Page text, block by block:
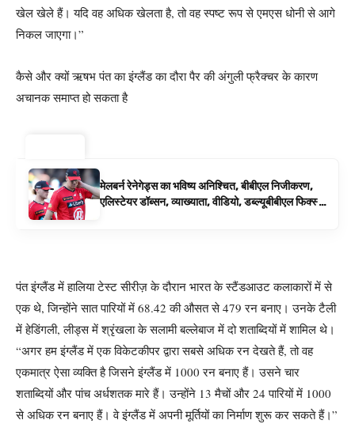
खेल खेले हैं। यदि वह अधिक खेलता है, तो वह स्पष्ट रूप से एमएस धोनी से आगे
निकल जाएगा।”
कैसे और क्यों ऋषभ पंत का इंग्लैंड का दौरा पैर की अंगुली फ्रैक्चर के कारण
अचानक समाप्त हो सकता है
मेलबर्न रेनेगेड्स का भविष्य अनिश्चित, बीबीएल निजीकरण,
एलिस्टेयर डॉब्सन, व्याख्याता, वीडियो, डब्ल्यूबीबीएल फिक्स्चर
पंत इंग्लैंड में हालिया टेस्ट सीरीज़ के दौरान भारत के स्टैंडआउट कलाकारों में से
एक थे, जिन्होंने सात पारियों में 68.42 की औसत से 479 रन बनाए। उनके टैली
में हेडिंगली, लीड्स में श्रृंखला के सलामी बल्लेबाज में दो शताब्दियों में शामिल थे।
“अगर हम इंग्लैंड में एक विकेटकीपर द्वारा सबसे अधिक रन देखते हैं, तो वह
एकमात्र ऐसा व्यक्ति है जिसने इंग्लैंड में 1000 रन बनाए हैं। उसने चार
शताब्दियों और पांच अर्धशतक मारे हैं। उन्होंने 13 मैचों और 24 पारियों में 1000
से अधिक रन बनाए हैं। वे इंग्लैंड में अपनी मूर्तियों का निर्माण शुरू कर सकते हैं।”